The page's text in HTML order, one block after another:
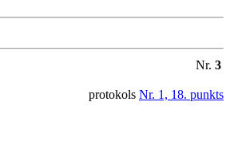
Nr. 3
protokols Nr. 1, 18. punkts